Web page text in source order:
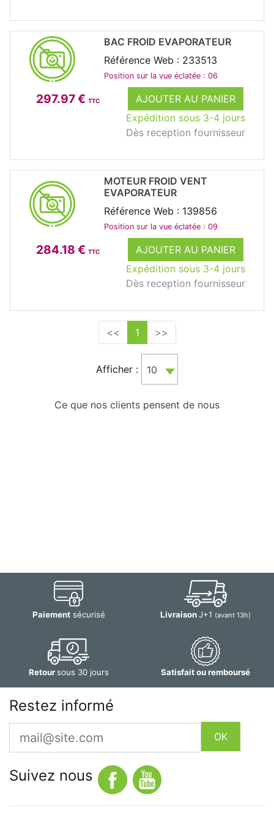
297.97 € TTC
AJOUTER AU PANIER
Expédition sous 3-4 jours
Dès reception fournisseur
BAC FROID EVAPORATEUR
Référence Web : 233513
Position sur la vue éclatée : 06
284.18 € TTC
AJOUTER AU PANIER
Expédition sous 3-4 jours
Dès reception fournisseur
MOTEUR FROID VENT
EVAPORATEUR
Référence Web : 139856
Position sur la vue éclatée : 09
<< 1 >>
Afficher : 10
Ce que nos clients pensent de nous
Paiementsécurisé LivraisonJ+1 (avant 13h)
Retoursous 30 jours Satisfait ou remboursé
Restez informé
Email
OK
Suivez nous